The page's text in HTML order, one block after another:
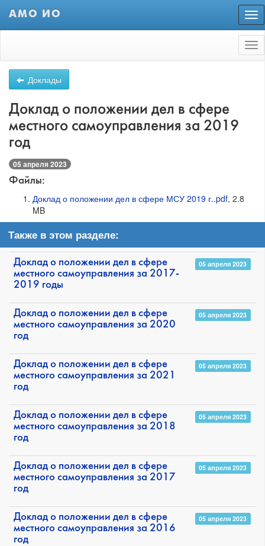
АМО ИО
Доклады
Доклад о положении дел в сфере
местного самоуправления за 2019
год
05 апреля 2023
Файлы:
Доклад о положении дел в сфере МСУ 2019 г..pdf, 2.8
MB
Также в этом разделе:
Доклад о положении дел в сфере
местного самоуправления за 2017-
2019 годы
05 апреля 2023
Доклад о положении дел в сфере
местного самоуправления за 2020
год
05 апреля 2023
Доклад о положении дел в сфере
местного самоуправления за 2021
год
05 апреля 2023
Доклад о положении дел в сфере
местного самоуправления за 2018
год
05 апреля 2023
Доклад о положении дел в сфере
местного самоуправления за 2017
год
05 апреля 2023
Доклад о положении дел в сфере
местного самоуправления за 2016
год
05 апреля 2023